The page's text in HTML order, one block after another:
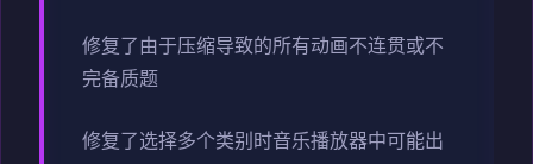
修复了由于压缩导致的所有动画不连贯或不
完备质题
修复了选择多个类别时音乐播放器中可能出